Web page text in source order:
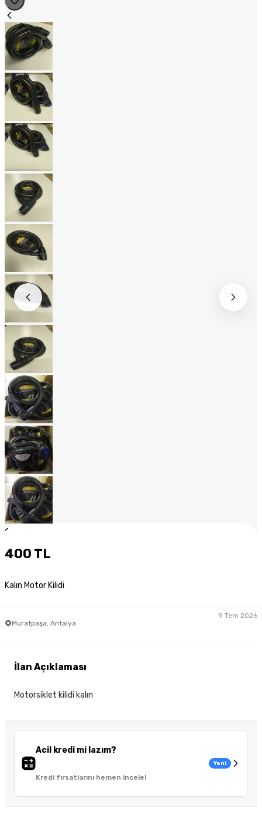
1
400 TL
Kalın Motor Kilidi
Muratpaşa, Antalya
9 Tem 2026
Acil kredi mi lazım?
Kredi fırsatlarını hemen incele!
Yeni
İlan Açıklaması
Motorsiklet kilidi kalın